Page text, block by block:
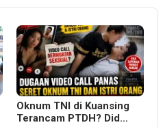
Oknum TNI di Kuansing
Terancam PTDH? Did…